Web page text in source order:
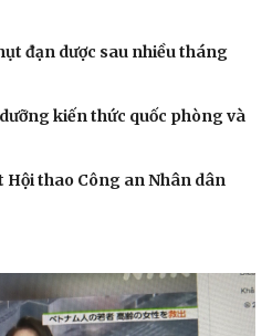
đạn dược sau nhiều tháng
kiến thức quốc phòng và
Hội thao Công an Nhân dân